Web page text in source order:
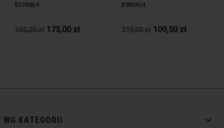
B57008/4
350,00 zł 175,00 zł
B58005/4
219,00 zł 109,50 zł
WG KATEGORII 